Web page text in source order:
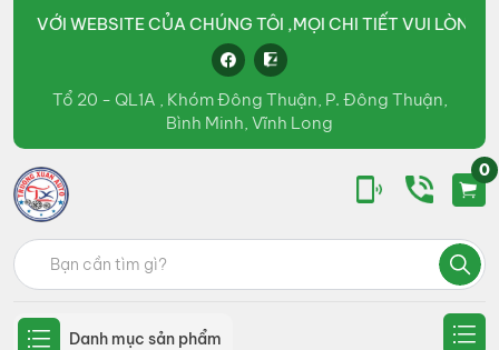
WEBSITE CỦA CHÚNG TÔI ,MỌI CHI TIẾT VUI LÒNG LIÊN
Tổ 20 - QL1A , Khóm Đông Thuận, P. Đông Thuận,
Bình Minh, Vĩnh Long
Ô
tô
Trường
Xuân
Group
kinh
doanh
loại
Tìm
kiếm:
0
Danh mục sản phẩm